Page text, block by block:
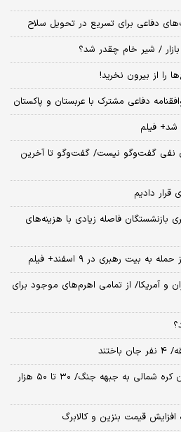
/ شیر خام چقدر شد؟
را از بیرون نخرید!
دفاعی مشترک با عربستان و پاکستان
فیلم
نفی گفت‌وگو نیست/ گفت‌وگو تا آخرین
دادیم
بازنشستگان فاصله زیادی با هزینه‌های
رهبری در ۹ اسفند+ فیلم
و آمریکا/ از تمامی اهرم‌های موجود برای
ادعای زلنسکی درباره اعزام سربازان کره شمالی به جبهه جنگ/ ۳۰ تا ۵۰ هزار
قیمت بنزین و کالابرگ